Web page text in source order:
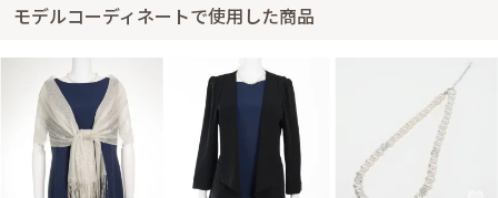
身長165cm【Mサイズ】 (バスト:A75)
30代前半2016/04/02
サイズはぴったりで、丈はひざ丈でした。 上品なドレスで、良かったで
す。 バイカラーのドレスでしたが、上部が思っていたよりも白っぽかった
ので、上に羽織る黒系のショールも一緒にレンタルすれば良かったかなと
思いました。
モデルコーディネートで使用した商品